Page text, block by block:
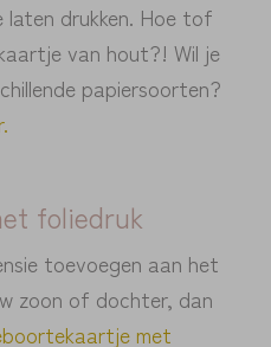
drukken. Hoe tof
van hout?! Wil je
papiersoorten?
foliedruk
toevoegen aan het
zoon of dochter, dan
met